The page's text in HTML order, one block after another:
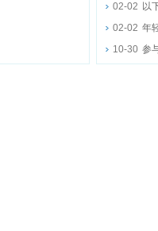
02-02 以
02-02 年
10-30 参